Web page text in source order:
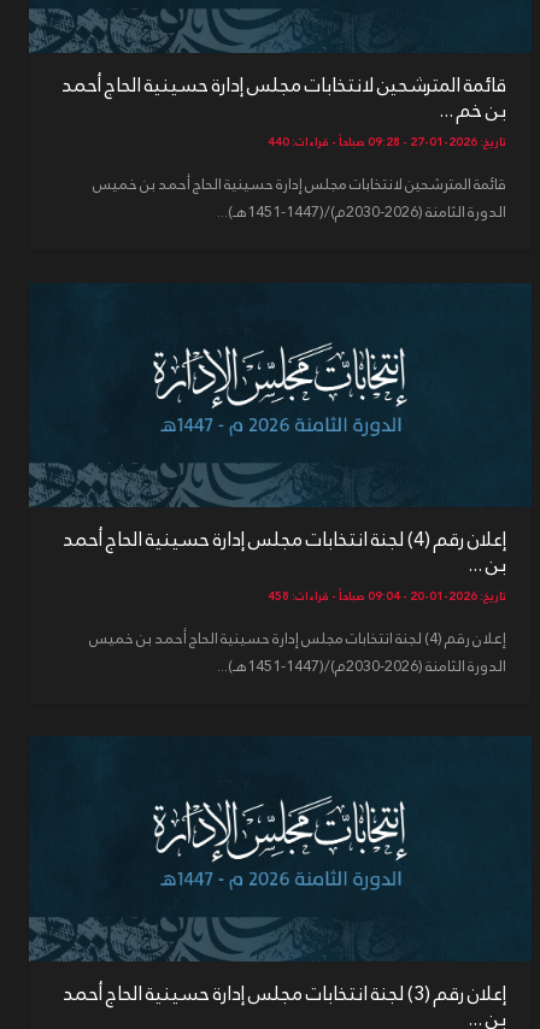
قائمة المترشحين لانتخابات مجلس إدارة حسينية الحاج أحمد
بن خم ...
تاريخ: 2026-01-27 - 09:28 صباحاً - قراءات: 440
قائمة المترشحين لانتخابات مجلس إدارة حسينية الحاج أحمد بن خميس
الدورة الثامنة (2026-2030م)/(1447-1451هـ)...
إعلان رقم (4) لجنة انتخابات مجلس إدارة حسينية الحاج أحمد
بن ...
تاريخ: 2026-01-20 - 09:04 صباحاً - قراءات: 458
إعلان رقم (4) لجنة انتخابات مجلس إدارة حسينية الحاج أحمد بن خميس
الدورة الثامنة (2026-2030م)/(1447-1451هـ)...
إعلان رقم (3) لجنة انتخابات مجلس إدارة حسينية الحاج أحمد
بن ...